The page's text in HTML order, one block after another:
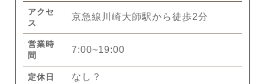
アクセ
ス
京急線川崎大師駅から徒歩2分
営業時
間
7:00~19:00
定休日 なし？